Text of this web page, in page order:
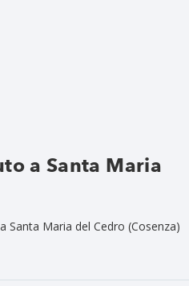
a Santa Maria
Maria del Cedro (Cosenza)